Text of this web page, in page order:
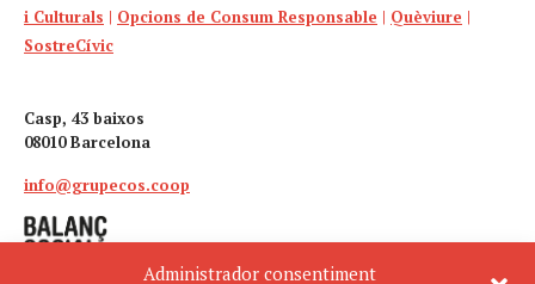
Administrador consentiment
i Culturals | Opcions de Consum Responsable | Quèviure |
SostreCívic
Casp, 43 baixos
08010 Barcelona
info@grupecos.coop